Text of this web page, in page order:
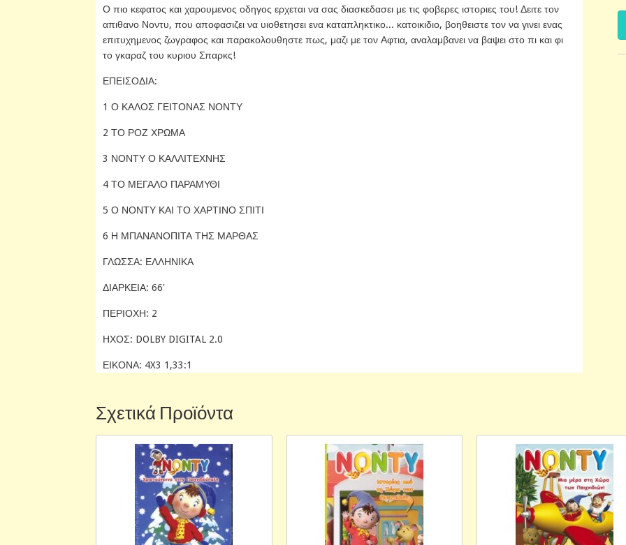
Ο πιο κεφατος και χαρουμενος οδηγος ερχεται να σας διασκεδασει με τις φοβερες ιστοριες του! Δειτε τον
απιθανο Νοντυ, που αποφασιζει να υιοθετησει ενα καταπληκτικο... κατοικιδιο, βοηθειστε τον να γινει ενας
επιτυχημενος ζωγραφος και παρακολουθηστε πως, μαζι με τον Αφτια, αναλαμβανει να βαψει στο πι και φι
το γκαραζ του κυριου Σπαρκς!
ΕΠΕΙΣΟΔΙΑ:
1 Ο ΚΑΛΟΣ ΓΕΙΤΟΝΑΣ ΝΟΝΤΥ
2 ΤΟ ΡΟΖ ΧΡΩΜΑ
3 ΝΟΝΤΥ Ο ΚΑΛΛΙΤΕΧΝΗΣ
4 ΤΟ ΜΕΓΑΛΟ ΠΑΡΑΜΥΘΙ
5 Ο ΝΟΝΤΥ ΚΑΙ ΤΟ ΧΑΡΤΙΝΟ ΣΠΙΤΙ
6 Η ΜΠΑΝΑΝΟΠΙΤΑ ΤΗΣ ΜΑΡΘΑΣ
ΓΛΩΣΣΑ: ΕΛΛΗΝΙΚΑ
ΔΙΑΡΚΕΙΑ: 66'
ΠΕΡΙΟΧΗ: 2
ΗΧΟΣ: DOLBY DIGITAL 2.0
ΕΙΚΟΝΑ: 4X3 1,33:1
Σχετικά Προϊόντα